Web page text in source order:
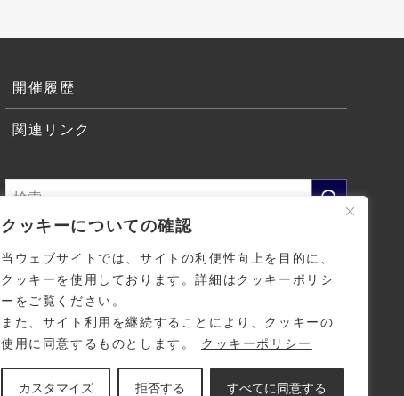
クッキーについての確認
当ウェブサイトでは、サイトの利便性向上を目的に、
クッキーを使用しております。詳細はクッキーポリシ
ーをご覧ください。
また、サイト利用を継続することにより、クッキーの
使用に同意するものとします。
クッキーポリシー
カスタマイズ 拒否する すべてに同意する
開催履歴
関連リンク